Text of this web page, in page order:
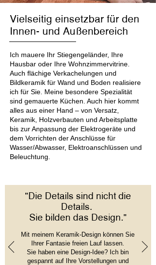
Vielseitig einsetzbar für den
Innen- und Außenbereich
Ich mauere Ihr Stiegengeländer, Ihre
Hausbar oder Ihre Wohnzimmervitrine.
Auch flächige Verkachelungen und
Bildkeramik für Wand und Boden realisiere
ich für Sie. Meine besondere Spezialität
sind gemauerte Küchen. Auch hier kommt
alles aus einer Hand – von Versatz,
Keramik, Holzverbauten und Arbeitsplatte
bis zur Anpassung der Elektrogeräte und
dem Vorrichten der Anschlüsse für
Wasser/Abwasser, Elektroanschlüssen und
Beleuchtung.
"Die Details sind nicht die
Details.
Sie bilden das Design."
Mit meinem Keramik-Design können Sie
Ihrer Fantasie freien Lauf lassen.
Sie haben eine Design-Idee? Ich bin
gespannt auf Ihre Vorstellungen und